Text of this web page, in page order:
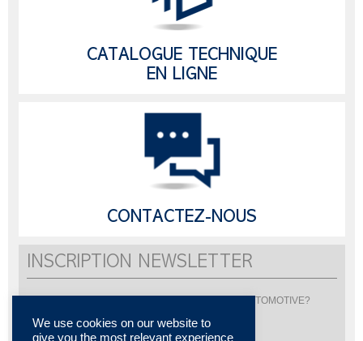
CATALOGUE TECHNIQUE
EN LIGNE
CONTACTEZ-NOUS
INSCRIPTION NEWSLETTER
Vous souhaitez être informé de l'actualité de LISI AUTOMOTIVE?
Inscrivez-vous pour recevoir notre newsletter
We use cookies on our website to
give you the most relevant experience